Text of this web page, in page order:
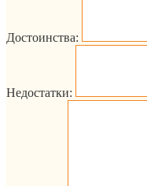
Достоинства:
Недостатки: